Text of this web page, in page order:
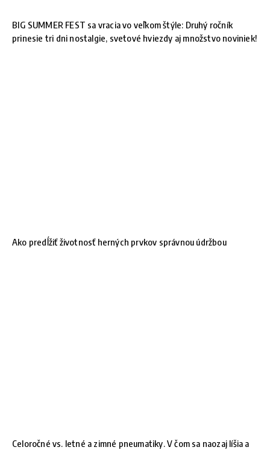
BIG SUMMER FEST sa vracia vo veľkom štýle: Druhý ročník
prinesie tri dni nostalgie, svetové hviezdy aj množstvo noviniek!
Ako predĺžiť životnosť herných prvkov správnou údržbou
Celoročné vs. letné a zimné pneumatiky. V čom sa naozaj líšia a